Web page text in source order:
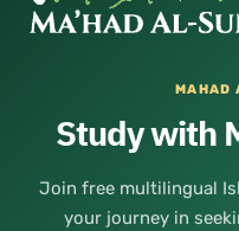
MAHAD
Study with
Join free multilingual
your journey in